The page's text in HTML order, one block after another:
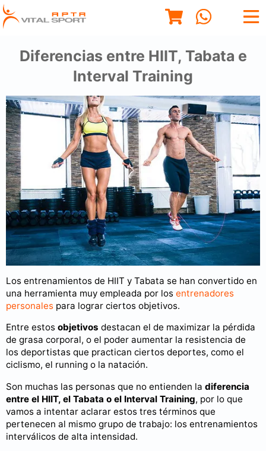
Diferencias entre HIIT, Tabata e
Interval Training
Los entrenamientos de HIIT y Tabata se han convertido en
una herramienta muy empleada por los entrenadores
personales para lograr ciertos objetivos.
Entre estos objetivos destacan el de maximizar la pérdida
de grasa corporal, o el poder aumentar la resistencia de
los deportistas que practican ciertos deportes, como el
ciclismo, el running o la natación.
Son muchas las personas que no entienden la diferencia
entre el HIIT, el Tabata o el Interval Training, por lo que
vamos a intentar aclarar estos tres términos que
pertenecen al mismo grupo de trabajo: los entrenamientos
interválicos de alta intensidad.